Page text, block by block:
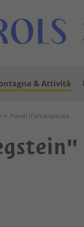
& Attività
> Pareti d'arrampicata